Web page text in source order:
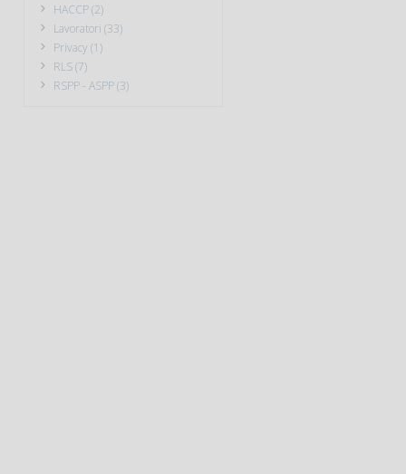
HACCP (2)
Lavoratori (33)
Privacy (1)
RLS (7)
RSPP - ASPP (3)